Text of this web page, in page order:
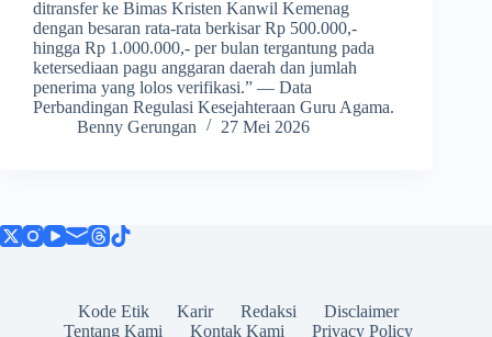
ditransfer ke Bimas Kristen Kanwil Kemenag
dengan besaran rata-rata berkisar Rp 500.000,-
hingga Rp 1.000.000,- per bulan tergantung pada
ketersediaan pagu anggaran daerah dan jumlah
penerima yang lolos verifikasi.” — Data
Perbandingan Regulasi Kesejahteraan Guru Agama.
Benny Gerungan
27 Mei 2026
Kode Etik Karir Redaksi
Disclaimer
Tentang Kami
Kontak Kami Privacy Policy